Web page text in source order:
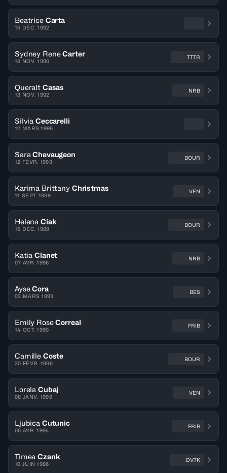
Beatrice Carta
15 DÉC. 1992
Sydney Rene Carter
18 NOV. 1990
TTTR
Queralt Casas
18 NOV. 1992
NRB
Silvia Ceccarelli
12 MARS 1996
Sara Chevaugeon
12 FÉVR. 1993
BOUR
Karima Brittany Christmas
11 SEPT. 1989
VEN
Helena Ciak
15 DÉC. 1989
BOUR
Katia Clanet
07 AVR. 1996
NRB
Ayse Cora
03 MARS 1993
BES
Emily Rose Correal
14 OCT. 1990
FRIB
Camille Coste
20 FÉVR. 1996
BOUR
Lorela Cubaj
08 JANV. 1999
VEN
Ljubica Cutunic
06 AVR. 1994
FRIB
Timea Czank
10 JUIN 1986
DVTK